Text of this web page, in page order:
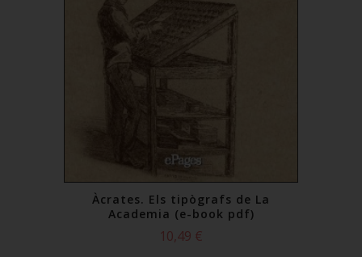
Àcrates. Els tipògrafs de La
Academia (e-book pdf)
10,49 €